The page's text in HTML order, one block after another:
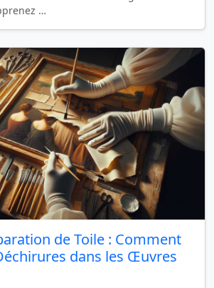
…
de Toile : Comment
dans les Œuvres